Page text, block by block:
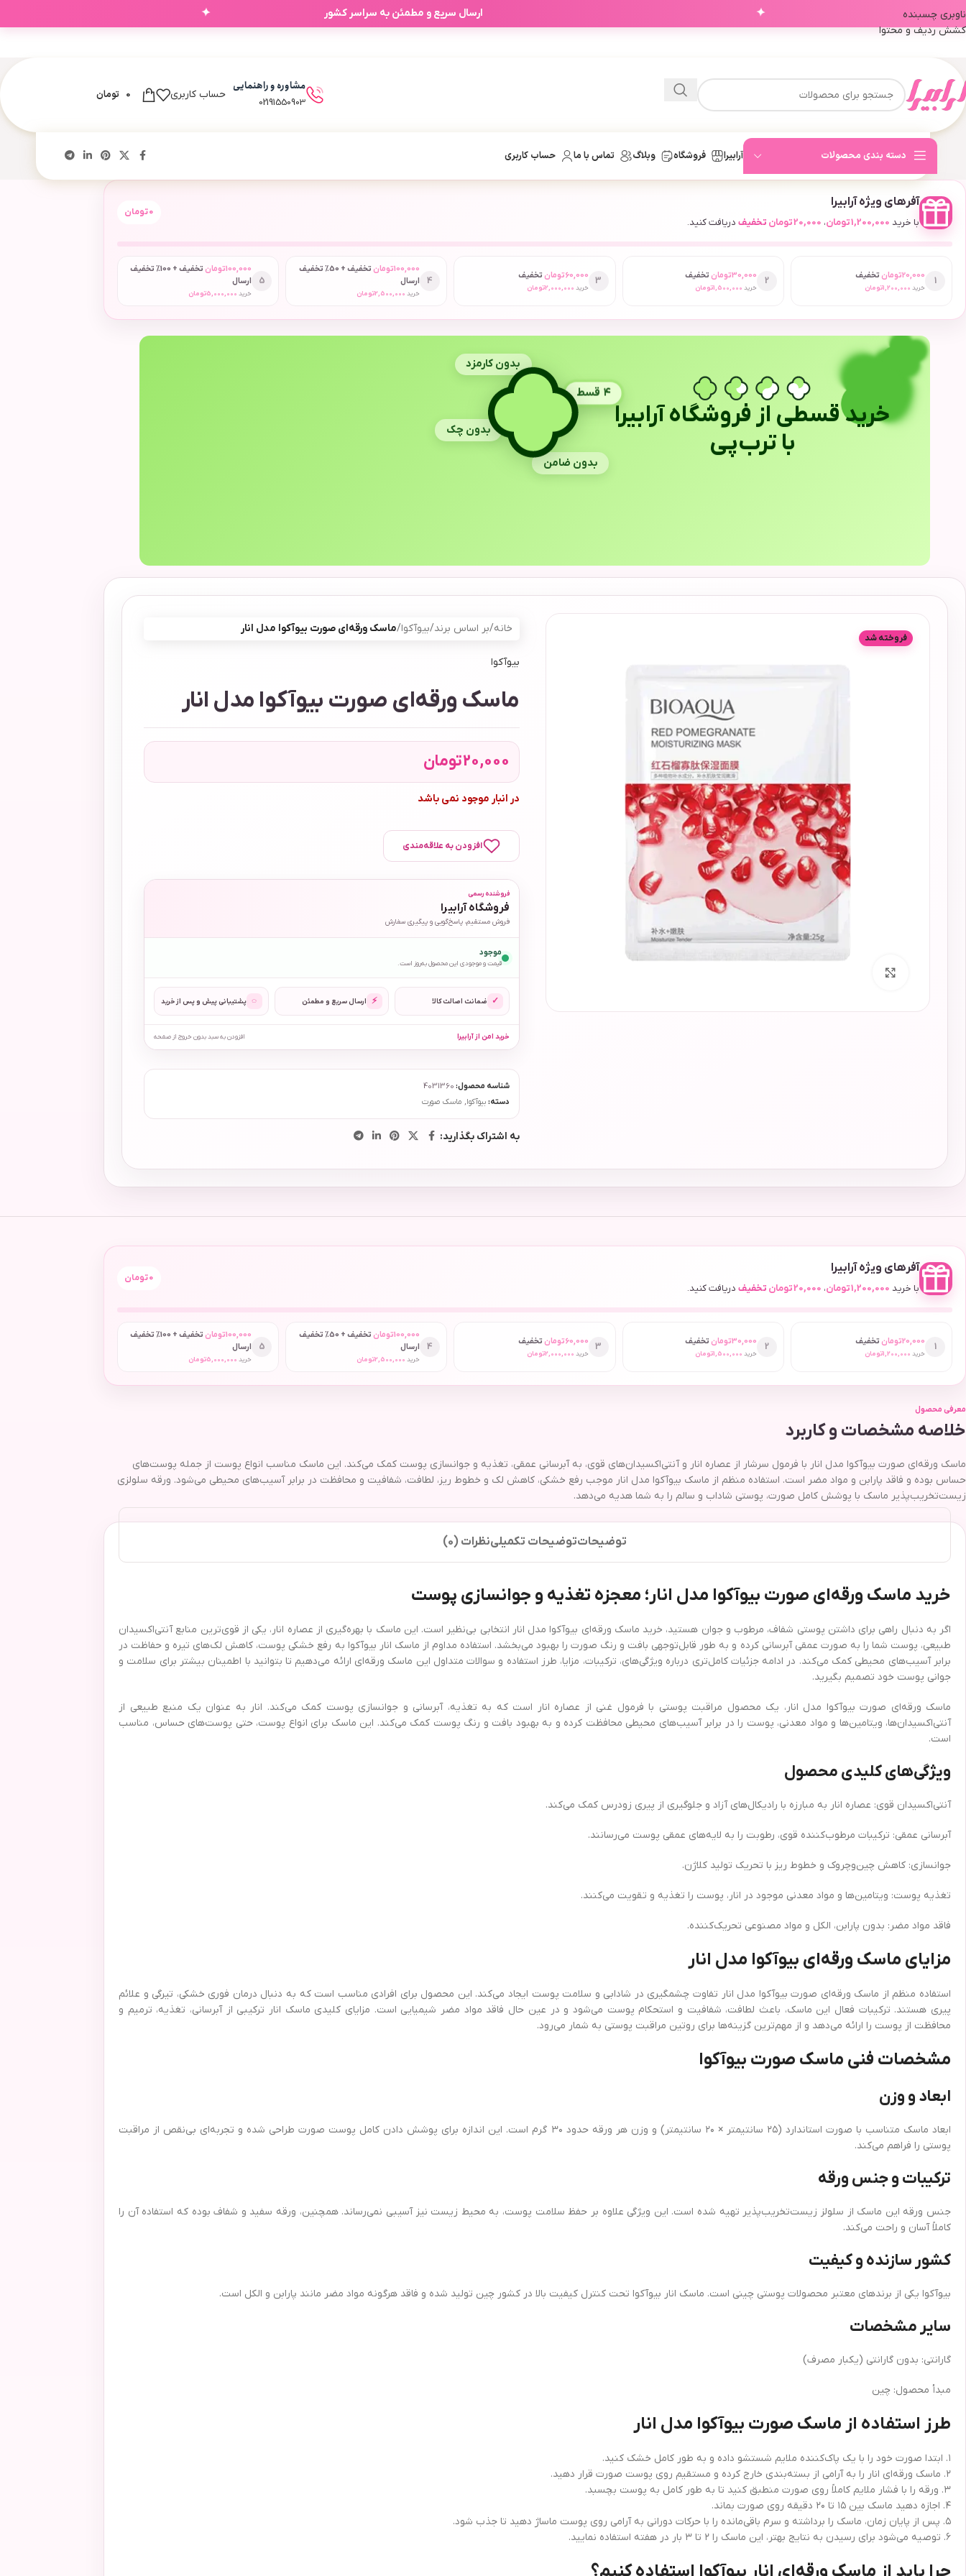
✦ آفرهای شخصی آرابیرا بر اساس انتخاب‌های شما ✦
ناوبری چسبنده
کشش ردیف و محتوا
مشاوره و راهنمایی
02191550903
حساب کاربری 0 تومان
دسته بندی محصولات آرابیرا فروشگاه وبلاگ تماس با ما حساب کاربری
آفرهای ویژه آرابیرا
با خرید 1,200,000تومان، 20,000تومان تخفیف دریافت کنید.
0تومان
1
20,000تومان تخفیف
خرید 1,200,000تومان
2
30,000تومان تخفیف
خرید 1,500,000تومان
3
60,000تومان تخفیف
خرید 2,000,000تومان
4
100,000تومان
تخفیف + 50٪ تخفیف
ارسال
خرید 2,500,000تومان
5
100,000تومان
تخفیف + 100٪ تخفیف
ارسال
خرید 5,000,000تومان
خرید قسطی از فروشگاه آرابیرا
با ترب‌پی
بدون کارمزد
۴ قسط
بدون چک
بدون ضامن
فروخته شد
خانه/بر اساس برند/بیوآکوا/ماسک ورقه‌ای صورت بیوآکوا مدل انار
بیوآکوا
ماسک ورقه‌ای صورت بیوآکوا مدل انار
20,000تومان
در انبار موجود نمی باشد
افزودن به علاقه‌مندی
فروشنده رسمی
فروشگاه آرابیرا
فروش مستقیم، پاسخ‌گویی و پیگیری سفارش
موجود
قیمت و موجودی این محصول به‌روز است.
✓ ضمانت اصالت کالا ⚡ ارسال سریع و مطمئن ◌ پشتیبانی پیش و پس از خرید
خرید امن از آرابیرا افزودن به سبد بدون خروج از صفحه
شناسه محصول: 4031360
دسته: بیوآکوا, ماسک صورت
به اشتراک بگذارید:
آفرهای ویژه آرابیرا
با خرید 1,200,000تومان، 20,000تومان تخفیف دریافت کنید.
0تومان
1
20,000تومان تخفیف
خرید 1,200,000تومان
2
30,000تومان تخفیف
خرید 1,500,000تومان
3
60,000تومان تخفیف
خرید 2,000,000تومان
4
100,000تومان
تخفیف + 50٪ تخفیف
ارسال
خرید 2,500,000تومان
5
100,000تومان
تخفیف + 100٪ تخفیف
ارسال
خرید 5,000,000تومان
معرفی محصول
خلاصه مشخصات و کاربرد
ماسک ورقه‌ای صورت بیوآکوا مدل انار با فرمول سرشار از عصاره انار و آنتی‌اکسیدان‌های قوی، به آبرسانی عمقی، تغذیه و جوانسازی پوست کمک می‌کند. این ماسک مناسب انواع پوست از جمله پوست‌های
حساس بوده و فاقد پارابن و مواد مضر است. استفاده منظم از ماسک بیوآکوا مدل انار موجب رفع خشکی، کاهش لک و خطوط ریز، لطافت، شفافیت و محافظت در برابر آسیب‌های محیطی می‌شود. ورقه سلولزی
زیست‌تخریب‌پذیر ماسک با پوشش کامل صورت، پوستی شاداب و سالم را به شما هدیه می‌دهد.
توضیحاتتوضیحات تکمیلینظرات (0)
خرید ماسک ورقه‌ای صورت بیوآکوا مدل انار؛ معجزه تغذیه و جوانسازی پوست
اگر به دنبال راهی برای داشتن پوستی شفاف، مرطوب و جوان هستید، خرید ماسک ورقه‌ای بیوآکوا مدل انار انتخابی بی‌نظیر است. این ماسک با بهره‌گیری از عصاره انار، یکی از قوی‌ترین منابع آنتی‌اکسیدان
طبیعی، پوست شما را به صورت عمقی آبرسانی کرده و به طور قابل‌توجهی بافت و رنگ صورت را بهبود می‌بخشد. استفاده مداوم از ماسک انار بیوآکوا به رفع خشکی پوست، کاهش لک‌های تیره و حفاظت در
برابر آسیب‌های محیطی کمک می‌کند. در ادامه جزئیات کامل‌تری درباره ویژگی‌های، ترکیبات، مزایا، طرز استفاده و سوالات متداول این ماسک ورقه‌ای ارائه می‌دهیم تا بتوانید با اطمینان بیشتر برای سلامت و
جوانی پوست خود تصمیم بگیرید.
ماسک ورقه‌ای صورت بیوآکوا مدل انار، یک محصول مراقبت پوستی با فرمول غنی از عصاره انار است که به تغذیه، آبرسانی و جوانسازی پوست کمک می‌کند. انار به عنوان یک منبع طبیعی از
آنتی‌اکسیدان‌ها، ویتامین‌ها و مواد معدنی، پوست را در برابر آسیب‌های محیطی محافظت کرده و به بهبود بافت و رنگ پوست کمک می‌کند. این ماسک برای انواع پوست، حتی پوست‌های حساس، مناسب
است.
ویژگی‌های کلیدی محصول
آنتی‌اکسیدان قوی: عصاره انار به مبارزه با رادیکال‌های آزاد و جلوگیری از پیری زودرس کمک می‌کند.
آبرسانی عمقی: ترکیبات مرطوب‌کننده قوی، رطوبت را به لایه‌های عمقی پوست می‌رسانند.
جوانسازی: کاهش چین‌وچروک و خطوط ریز با تحریک تولید کلاژن.
تغذیه پوست: ویتامین‌ها و مواد معدنی موجود در انار، پوست را تغذیه و تقویت می‌کنند.
فاقد مواد مضر: بدون پارابن، الکل و مواد مصنوعی تحریک‌کننده.
مزایای ماسک ورقه‌ای بیوآکوا مدل انار
استفاده منظم از ماسک ورقه‌ای صورت بیوآکوا مدل انار تفاوت چشمگیری در شادابی و سلامت پوست ایجاد می‌کند. این محصول برای افرادی مناسب است که به دنبال درمان فوری خشکی، تیرگی و علائم
پیری هستند. ترکیبات فعال این ماسک، باعث لطافت، شفافیت و استحکام پوست می‌شود و در عین حال فاقد مواد مضر شیمیایی است. مزایای کلیدی ماسک انار ترکیبی از آبرسانی، تغذیه، ترمیم و
محافظت از پوست را ارائه می‌دهد و از مهم‌ترین گزینه‌ها برای روتین مراقبت پوستی به شمار می‌رود.
مشخصات فنی ماسک صورت بیوآکوا
ابعاد و وزن
ابعاد ماسک متناسب با صورت استاندارد (۲۵ سانتیمتر × ۲۰ سانتیمتر) و وزن هر ورقه حدود ۳۰ گرم است. این اندازه برای پوشش دادن کامل پوست صورت طراحی شده و تجربه‌ای بی‌نقص از مراقبت
پوستی را فراهم می‌کند.
ترکیبات و جنس ورقه
جنس ورقه این ماسک از سلولز زیست‌تخریب‌پذیر تهیه شده است. این ویژگی علاوه بر حفظ سلامت پوست، به محیط زیست نیز آسیبی نمی‌رساند. همچنین، ورقه سفید و شفاف بوده که استفاده آن را
کاملاً آسان و راحت می‌کند.
کشور سازنده و کیفیت
بیوآکوا یکی از برندهای معتبر محصولات پوستی چینی است. ماسک انار بیوآکوا تحت کنترل کیفیت بالا در کشور چین تولید شده و فاقد هرگونه مواد مضر مانند پارابن و الکل است.
سایر مشخصات
گارانتی: بدون گارانتی (یکبار مصرف)
مبدأ محصول: چین
طرز استفاده از ماسک صورت بیوآکوا مدل انار
۱. ابتدا صورت خود را با یک پاک‌کننده ملایم شستشو داده و به طور کامل خشک کنید.
۲. ماسک ورقه‌ای انار را به آرامی از بسته‌بندی خارج کرده و مستقیم روی پوست صورت قرار دهید.
۳. ورقه را با فشار ملایم کاملاً روی صورت منطبق کنید تا به طور کامل به پوست بچسبد.
۴. اجازه دهید ماسک بین ۱۵ تا ۲۰ دقیقه روی صورت بماند.
۵. پس از پایان زمان، ماسک را برداشته و سرم باقی‌مانده را با حرکات دورانی به آرامی روی پوست ماساژ دهید تا جذب شود.
۶. توصیه می‌شود برای رسیدن به نتایج بهتر، این ماسک را ۲ تا ۳ بار در هفته استفاده نمایید.